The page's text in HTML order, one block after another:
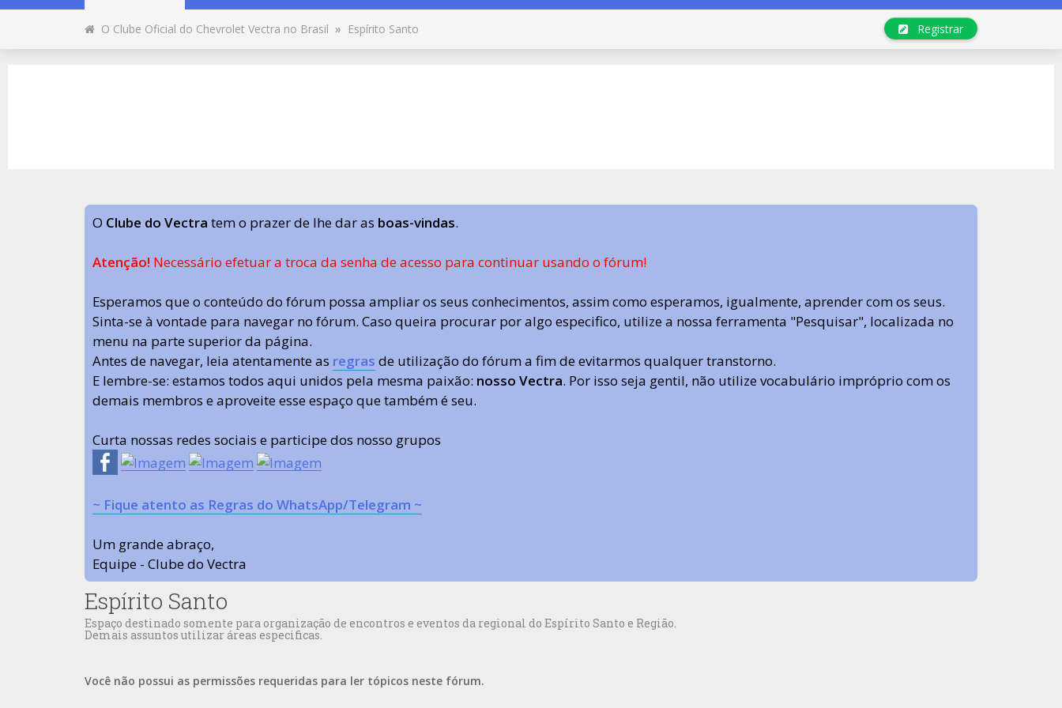
O Clube Oficial do Chevrolet Vectra no Brasil » Espírito Santo Registrar
O Clube do Vectra tem o prazer de lhe dar as boas-vindas.
Atenção! Necessário efetuar a troca da senha de acesso para continuar usando o fórum!
Esperamos que o conteúdo do fórum possa ampliar os seus conhecimentos, assim como esperamos, igualmente, aprender com os seus.
Sinta-se à vontade para navegar no fórum. Caso queira procurar por algo especifico, utilize a nossa ferramenta "Pesquisar", localizada no
menu na parte superior da página.
Antes de navegar, leia atentamente as regras de utilização do fórum a fim de evitarmos qualquer transtorno.
E lembre-se: estamos todos aqui unidos pela mesma paixão: nosso Vectra. Por isso seja gentil, não utilize vocabulário impróprio com os
demais membros e aproveite esse espaço que também é seu.
Curta nossas redes sociais e participe dos nosso grupos
~ Fique atento as Regras do WhatsApp/Telegram ~
Um grande abraço,
Equipe - Clube do Vectra
Espírito Santo
Espaço destinado somente para organização de encontros e eventos da regional do Espírito Santo e Região.
Demais assuntos utilizar áreas especificas.
Você não possui as permissões requeridas para ler tópicos neste fórum.